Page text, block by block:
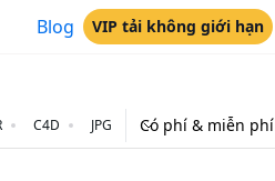
Blog VIP tải không giới hạn
C4D JPG Có phí & miễn phí